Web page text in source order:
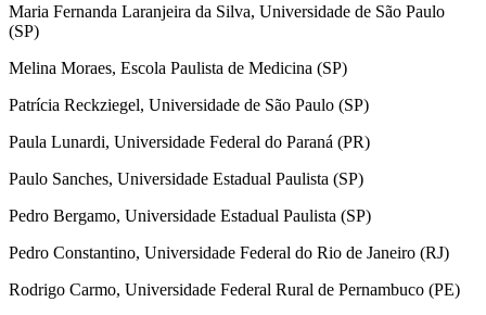
Maria Fernanda Laranjeira da Silva, Universidade de São Paulo
(SP)
Melina Moraes, Escola Paulista de Medicina (SP)
Patrícia Reckziegel, Universidade de São Paulo (SP)
Paula Lunardi, Universidade Federal do Paraná (PR)
Paulo Sanches, Universidade Estadual Paulista (SP)
Pedro Bergamo, Universidade Estadual Paulista (SP)
Pedro Constantino, Universidade Federal do Rio de Janeiro (RJ)
Rodrigo Carmo, Universidade Federal Rural de Pernambuco (PE)